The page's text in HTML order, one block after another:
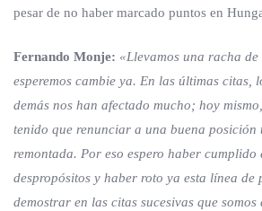
pesar de no haber marcado puntos en
Fernando Monje: «Llevamos una racha
esperemos cambie ya. En las últimas citas,
demás nos han afectado mucho; hoy
tenido que renunciar a una buena posición
remontada. Por eso espero haber cumplido
despropósitos y haber roto ya esta línea de
demostrar en las citas sucesivas que